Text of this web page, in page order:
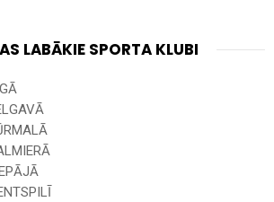
LABĀKIE SPORTA KLUBI